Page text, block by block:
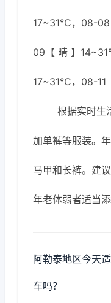
17~31℃，08-
09【 晴 】
17~31℃，08-11
根据实时生
加单裤等服装。
马甲和长裤。建
年老体弱者适当
阿勒泰地区今天
车吗？